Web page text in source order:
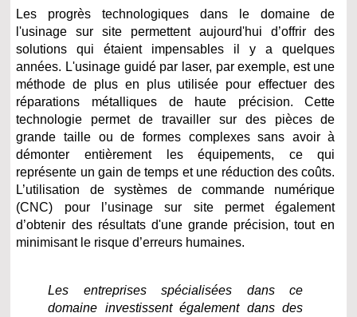
Les progrès technologiques dans le domaine de
l'usinage sur site permettent aujourd'hui d’offrir des
solutions qui étaient impensables il y a quelques
années. L'usinage guidé par laser, par exemple, est une
méthode de plus en plus utilisée pour effectuer des
réparations métalliques de haute précision. Cette
technologie permet de travailler sur des pièces de
grande taille ou de formes complexes sans avoir à
démonter entièrement les équipements, ce qui
représente un gain de temps et une réduction des coûts.
L’utilisation de systèmes de commande numérique
(CNC) pour l’usinage sur site permet également
d’obtenir des résultats d'une grande précision, tout en
minimisant le risque d’erreurs humaines.
Les entreprises spécialisées dans ce
domaine investissent également dans des